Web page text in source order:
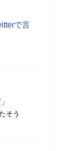
で言
そう